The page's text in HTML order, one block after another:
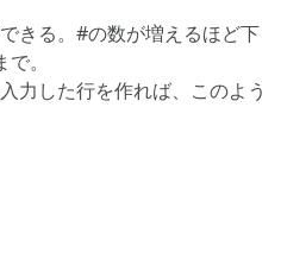
きる。#の数が増えるほど下
。
力した行を作れば、このよう